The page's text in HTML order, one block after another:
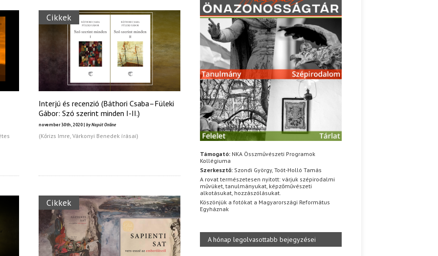
Cikkek
Interjú és recenzió (Báthori Csaba–Füleki
Gábor: Szó szerint minden I-II.)
november 30th, 2020 | by Napút Online
(Kőrizs Imre, Várkonyi Benedek írásai)
Cikkek
Támogató: NKA Összművészeti Programok
Kollégiuma
Szerkesztő: Szondi György, Toót-Holló Tamás
A rovat természetesen nyitott: várjuk szépirodalmi
művüket, tanulmányukat, képzőművészeti
alkotásukat, hozzászólásukat.
Köszönjük a fotókat a Magyarországi Református
Egyháznak
A hónap legolvasottabb bejegyzései